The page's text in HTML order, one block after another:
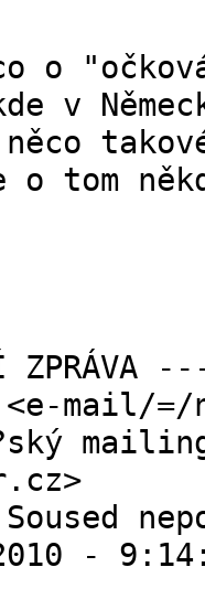
o
v
tom
ZPRÁVA
mail/=/
-